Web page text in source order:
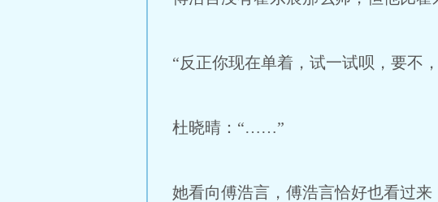
“反正你现在单着，试一试呗，要不
杜晓晴：“……”
她看向傅浩言，傅浩言恰好也看过